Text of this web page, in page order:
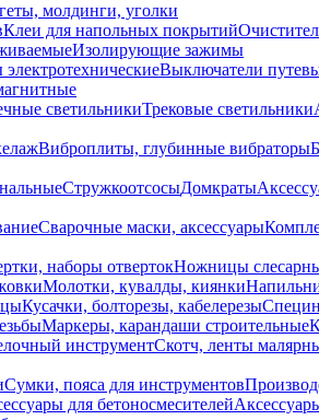
молдинги, уголки
Клеи для напольных покрытий
Изолирующие зажимы
Выключатели
светильникиТрековые светильники
Виброплиты, глубинные вибраторы
СтружкоотсосыДомкраты
Сварочные маски, аксессуары
наборы отвертокНожницы
Молотки, кувалды, киянки
Кусачки, болторезы, кабелерезы
Маркеры, карандаши строительные
инструментСкотч, ленты
Сумки, пояса для инструментов
для бетоносмесителей